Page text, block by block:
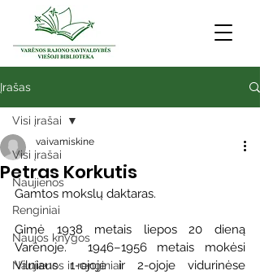
Įrašas
Visi įrašai
Naujienos
Renginiai
Naujos knygos
Naujienos ir renginiai
Visi įrašai
Petras Korkutis
vaivamiskine
Gamtos mokslų daktaras.
Gimė 1938 metais liepos 20 dieną
Varėnoje.  1946–1956 metais mokėsi
Vilniaus 1-ojoje ir 2-ojoje vidurinėse